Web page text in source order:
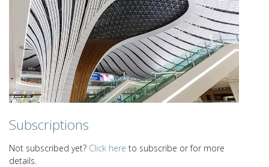
Subscriptions
Not subscribed yet? Click here to subscribe or for more
details.